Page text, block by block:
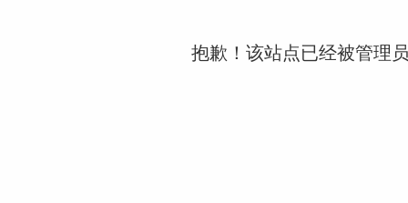
抱歉！该站点已经被管理